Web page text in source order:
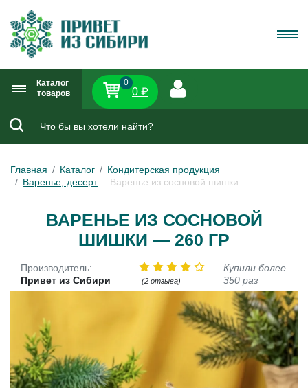
Каталог
товаров
0
0 ₽
Главная Каталог
Кондитерская продукция
Варенье, десерт
Варенье из сосновой шишки
ВАРЕНЬЕ ИЗ СОСНОВОЙ
ШИШКИ — 260 ГР
Производитель:
Привет из Сибири
(2 отзыва)
Купили более
350 раз